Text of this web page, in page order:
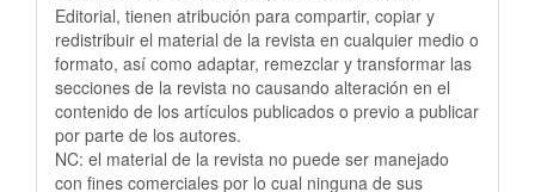
Editorial, tienen atribución para compartir, copiar y
redistribuir el material de la revista en cualquier medio o
formato, así como adaptar, remezclar y transformar las
secciones de la revista no causando alteración en el
contenido de los artículos publicados o previo a publicar
por parte de los autores.
NC: el material de la revista no puede ser manejado
con fines comerciales por lo cual ninguna de sus